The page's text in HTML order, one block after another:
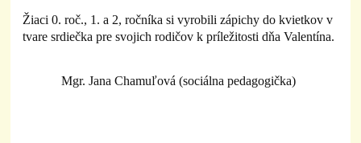
Žiaci 0. roč., 1. a 2, ročníka si vyrobili zápichy do kvietkov v
tvare srdiečka pre svojich rodičov k príležitosti dňa Valentína.
Mgr. Jana Chamuľová (sociálna pedagogička)